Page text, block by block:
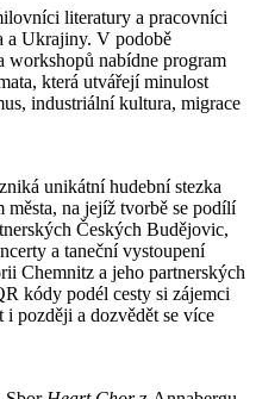
literatury a pracovníci
a Ukrajiny. V podobě
workshopů nabídne program
která utvářejí minulost
industriální kultura, migrace
unikátní hudební stezka
na jejíž tvorbě se podílí
Českých Budějovic,
a taneční vystoupení
Chemnitz a jeho partnerských
kódy podél cesty si zájemci
později a dozvědět se více